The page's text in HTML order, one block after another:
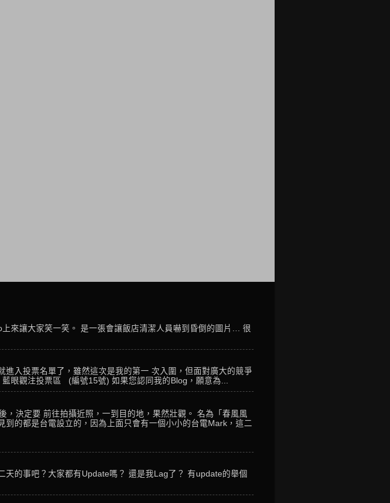
來讓大家笑一笑。 是一張會讓飯店清潔人員嚇到昏倒的圖片… 很
入投票名單了，雖然這次是我的第一 次入圍，但面對廣大的競爭
眼觀注投票區 (編號15號) 如果您認同我的Blog，願意為...
決定要 前往拍攝近照，一到目的地，果然壯觀。 名為「春風風
的都是台電設立的，因為上面只會有一個小小的台電Mark，這二
的事吧？大家都有Update嗎？ 還是我Lag了？ 有update的舉個